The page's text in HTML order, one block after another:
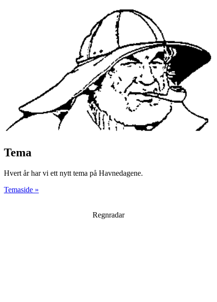
Tema
Hvert år har vi ett nytt tema på Havnedagene.
Temaside »
Regnradar